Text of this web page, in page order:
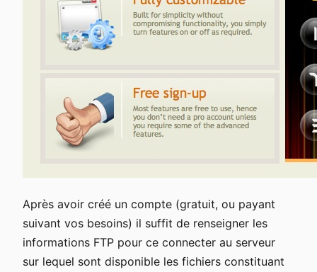
Après avoir créé un compte (gratuit, ou payant
suivant vos besoins) il suffit de renseigner les
informations FTP pour ce connecter au serveur
sur lequel sont disponible les fichiers constituant